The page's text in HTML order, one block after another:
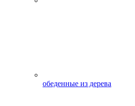
обеденные из дерева